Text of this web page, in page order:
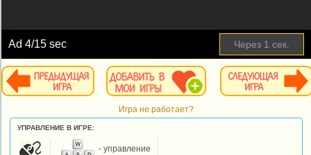
Ad4/15 sec Через 1 сек.
Игра не работает?
УПРАВЛЕНИЕ В ИГРЕ:
- управление